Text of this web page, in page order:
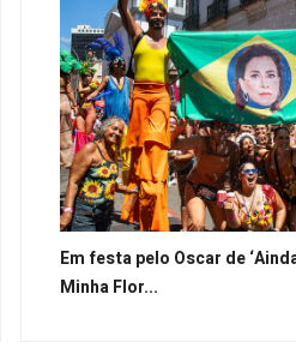
Em festa pelo Oscar de
Minha Flor...